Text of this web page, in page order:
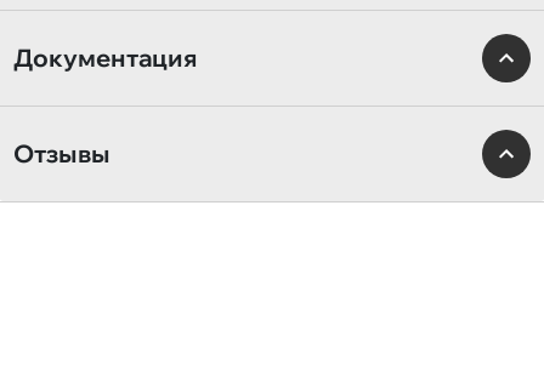
Документация
Отзывы